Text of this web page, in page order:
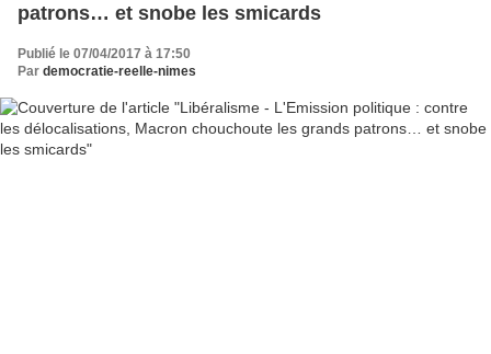
patrons… et snobe les smicards
Publié le 07/04/2017 à 17:50
Par democratie-reelle-nimes